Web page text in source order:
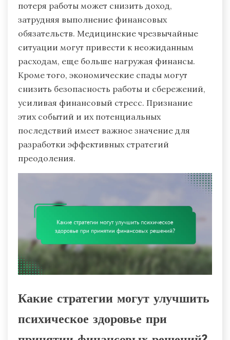
потеря работы может снизить доход,
затрудняя выполнение финансовых
обязательств. Медицинские чрезвычайные
ситуации могут привести к неожиданным
расходам, еще больше нагружая финансы.
Кроме того, экономические спады могут
снизить безопасность работы и сбережений,
усиливая финансовый стресс. Признание
этих событий и их потенциальных
последствий имеет важное значение для
разработки эффективных стратегий
преодоления.
Какие стратегии могут улучшить
психическое здоровье при